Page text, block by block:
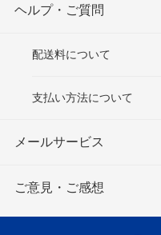
ヘルプ・ご質問
配送料について
支払い方法について
メールサービス
ご意見・ご感想